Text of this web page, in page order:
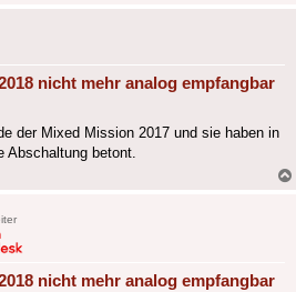
nicht mehr analog empfangbar
der Mixed Mission 2017 und sie haben in
Abschaltung betont.
nicht mehr analog empfangbar